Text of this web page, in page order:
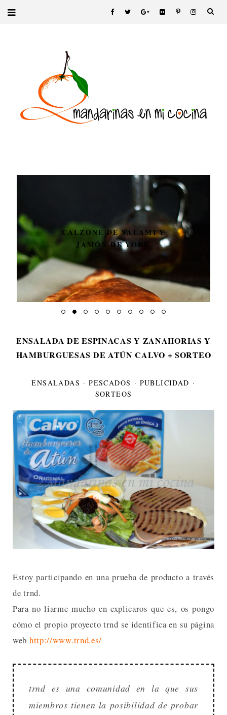
CALZONE DE SALAMI Y
JAMÓN DE YORK
ENSALADA DE ESPINACAS Y ZANAHORIAS Y
HAMBURGUESAS DE ATÚN CALVO + SORTEO
ENSALADAS ·PESCADOS · PUBLICIDAD ·
SORTEOS
Estoy participando en una prueba de producto a través
de trnd.
Para no liarme mucho en explicaros que es, os pongo
cómo el propio proyecto trnd se identifica en su página
web http://www.trnd.es/
trnd es una comunidad en la que sus
miembros tienen la posibilidad de probar